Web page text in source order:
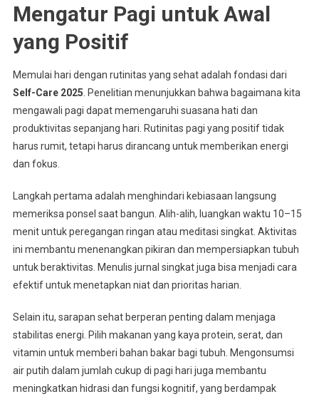
Mengatur Pagi untuk Awal
yang Positif
Memulai hari dengan rutinitas yang sehat adalah fondasi dari
Self-Care 2025 . Penelitian menunjukkan bahwa bagaimana kita
mengawali pagi dapat memengaruhi suasana hati dan
produktivitas sepanjang hari. Rutinitas pagi yang positif tidak
harus rumit, tetapi harus dirancang untuk memberikan energi
dan fokus.
Langkah pertama adalah menghindari kebiasaan langsung
memeriksa ponsel saat bangun. Alih-alih, luangkan waktu 10–15
menit untuk peregangan ringan atau meditasi singkat. Aktivitas
ini membantu menenangkan pikiran dan mempersiapkan tubuh
untuk beraktivitas. Menulis jurnal singkat juga bisa menjadi cara
efektif untuk menetapkan niat dan prioritas harian.
Selain itu, sarapan sehat berperan penting dalam menjaga
stabilitas energi. Pilih makanan yang kaya protein, serat, dan
vitamin untuk memberi bahan bakar bagi tubuh. Mengonsumsi
air putih dalam jumlah cukup di pagi hari juga membantu
meningkatkan hidrasi dan fungsi kognitif, yang berdampak